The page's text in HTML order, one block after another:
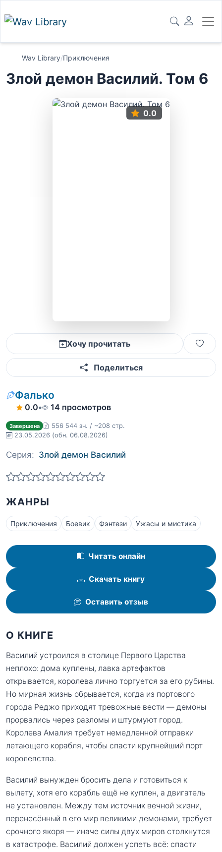
Wav Library/Приключения
Злой демон Василий. Том 6
0.0
Хочу прочитать
Поделиться
Фалько
0.0• 14 просмотров
Завершена
556 544 зн. / ~208 стр.
23.05.2026 (обн. 06.08.2026)
Серия: Злой демон Василий
ЖАНРЫ
Приключения Боевик Фэнтези Ужасы и мистика
Читать онлайн
Скачать книгу
Оставить отзыв
О КНИГЕ
Василий устроился в столице Первого Царства
неплохо: дома куплены, лавка артефактов
открывается, королева лично торгуется за его рубины.
Но мирная жизнь обрывается, когда из портового
города Реджо приходят тревожные вести — демоны
прорвались через разломы и штурмуют город.
Королева Амалия требует немедленной отправки
летающего корабля, чтобы спасти крупнейший порт
королевства.
Василий вынужден бросить дела и готовиться к
вылету, хотя его корабль ещё не куплен, а двигатель
не установлен. Между тем источник вечной жизни,
перенесённый в его мир великими демонами, требует
срочного якоря — иначе силы двух миров столкнутся
в катастрофе. Василий должен успеть всё: спасти